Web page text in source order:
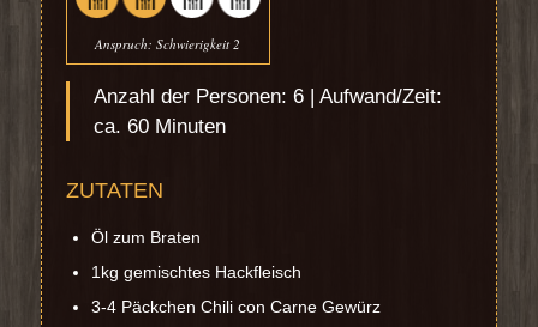
Anspruch: Schwierigkeit 2
Anzahl der Personen: 6 | Aufwand/Zeit:
ca. 60 Minuten
ZUTATEN
Öl zum Braten
1kg gemischtes Hackfleisch
3-4 Päckchen Chili con Carne Gewürz